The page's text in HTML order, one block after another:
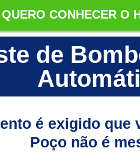
QUERO CONHECER O
de
é exigido
Poço não é